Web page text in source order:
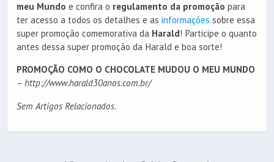
meu Mundo e confira o regulamento da promoção para
ter acesso a todos os detalhes e as informações sobre essa
super promoção comemorativa da Harald! Participe o quanto
antes dessa super promoção da Harald e boa sorte!
PROMOÇÃO COMO O CHOCOLATE MUDOU O MEU MUNDO
– http://www.harald30anos.com.br/
Sem Artigos Relacionados.